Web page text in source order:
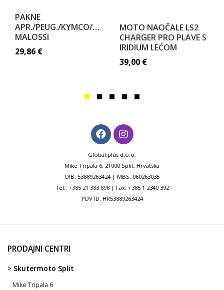
PAKNE
APR./PEUG./KYMCO/MALAG.
MALOSSI
29,86 €
MOTO NAOČALE LS2
CHARGER PRO PLAVE S
IRIDIUM LEĆOM
39,00 €
Global plus d.o.o.
Mike Tripala 6, 21000 Split, Hrvatska
OIB: 53889263424 | MBS: 060263035
Tel.: +385 21 383 898| Fax: +385 1 2340 392
PDV ID: HR53889263424
PRODAJNI CENTRI
> Skutermoto Split
Mike Tripala 6